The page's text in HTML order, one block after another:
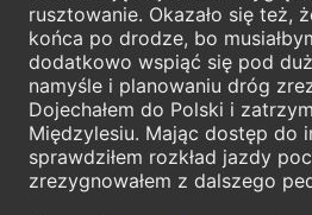
rusztowanie. Okazało się też,
końca po drodze, bo
dodatkowo wspiąć się pod
namyśle i planowaniu dróg
Dojechałem do Polski i
Międzylesiu. Mając dostęp do
sprawdziłem rozkład jazdy
zrezygnowałem z dalszego